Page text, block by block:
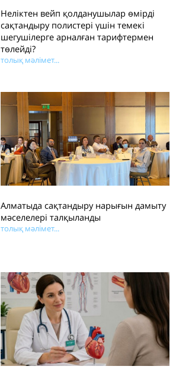
Неліктен вейп қолданушылар өмірді
сақтандыру полистері үшін темекі
шегушілерге арналған тарифтермен
төлейді?
толық мәлімет...
Алматыда сақтандыру нарығын дамыту
мәселелері талқыланды
толық мәлімет...